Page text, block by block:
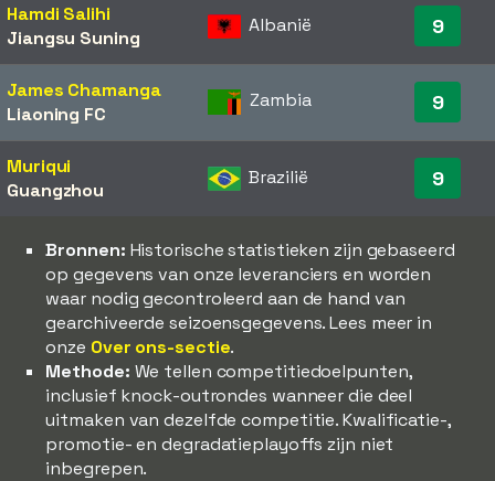
Hamdi Salihi
Jiangsu Suning
Albanië 9
James Chamanga
Liaoning FC
Zambia 9
Muriqui
Guangzhou
Brazilië 9
Bronnen: Historische statistieken zijn gebaseerd
op gegevens van onze leveranciers en worden
waar nodig gecontroleerd aan de hand van
gearchiveerde seizoensgegevens. Lees meer in
onze Over ons-sectie.
Methode: We tellen competitiedoelpunten,
inclusief knock-outrondes wanneer die deel
uitmaken van dezelfde competitie. Kwalificatie-,
promotie- en degradatieplayoffs zijn niet
inbegrepen.